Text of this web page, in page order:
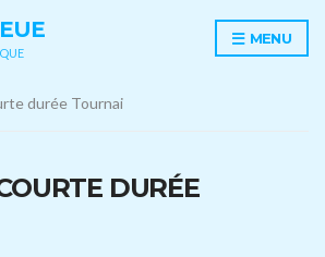
MENU
durée Tournai
DURÉE